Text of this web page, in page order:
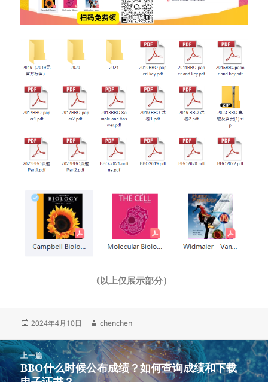
(以上仅展示部分）
发
于
2024年4月10日
作
chenchen
文
章
导
上一篇
上
BBO什么时候公布成绩？如何查询成绩和下载